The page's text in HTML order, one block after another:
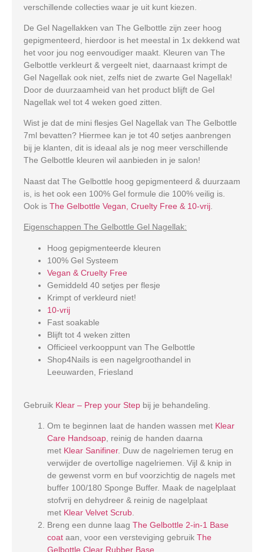
verschillende collecties waar je uit kunt kiezen.
De Gel Nagellakken van The Gelbottle zijn zeer hoog
gepigmenteerd, hierdoor is het meestal in 1x dekkend wat
het voor jou nog eenvoudiger maakt. Kleuren van The
Gelbottle verkleurt & vergeelt niet, daarnaast krimpt de
Gel Nagellak ook niet, zelfs niet de zwarte Gel Nagellak!
Door de duurzaamheid van het product blijft de Gel
Nagellak wel tot 4 weken goed zitten.
Wist je dat de mini flesjes Gel Nagellak van The Gelbottle
7ml bevatten? Hiermee kan je tot 40 setjes aanbrengen
bij je klanten, dit is ideaal als je nog meer verschillende
The Gelbottle kleuren wil aanbieden in je salon!
Naast dat The Gelbottle hoog gepigmenteerd & duurzaam
is, is het ook een 100% Gel formule die 100% veilig is.
Ook is The Gelbottle Vegan, Cruelty Free & 10-vrij
Eigenschappen The Gelbottle Gel Nagellak:
Hoog gepigmenteerde kleuren
100% Gel Systeem
Vegan & Cruelty Free
Gemiddeld 40 setjes per flesje
Krimpt of verkleurd niet!
10-vrij
Fast soakable
Blijft tot 4 weken zitten
Officieel verkooppunt van The Gelbottle
Shop4Nails is een nagelgroothandel in
Leeuwarden, Friesland
Gebruik Klear – Prep your Step bij je behandeling.
Om te beginnen laat de handen wassen met Klear
Care Handsoap, reinig de handen daarna
met Klear Sanifiner. Duw de nagelriemen terug en
verwijder de overtollige nagelriemen. Vijl & knip in
de gewenst vorm en buf voorzichtig de nagels met
buffer 100/180 Sponge Buffer. Maak de nagelplaat
stofvrij en dehydreer & reinig de nagelplaat
met Klear Velvet Scrub.
Breng een dunne laag The Gelbottle 2-in-1 Base
coat aan, voor een versteviging gebruik The
Gelbottle Clear Rubber Base